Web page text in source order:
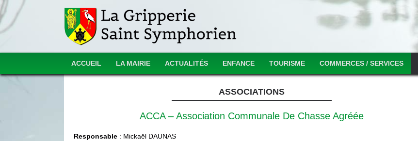
ACCUEIL LA MAIRIE ACTUALITÉS ENFANCE TOURISME COMMERCES / SERVICES
ASSOCIATIONS
ACCA – Association Communale De Chasse Agréée
Responsable : Mickaël DAUNAS